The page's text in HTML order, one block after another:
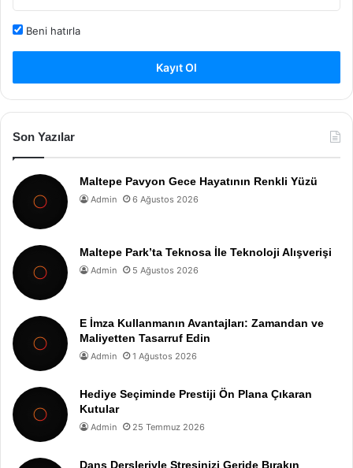
Beni hatırla
Kayıt Ol
Son Yazılar
Maltepe Pavyon Gece Hayatının Renkli Yüzü
Admin 6 Ağustos 2026
Maltepe Park’ta Teknosa İle Teknoloji Alışverişi
Admin 5 Ağustos 2026
E İmza Kullanmanın Avantajları: Zamandan ve
Maliyetten Tasarruf Edin
Admin 1 Ağustos 2026
Hediye Seçiminde Prestiji Ön Plana Çıkaran
Kutular
Admin 25 Temmuz 2026
Dans Dersleriyle Stresinizi Geride Bırakın